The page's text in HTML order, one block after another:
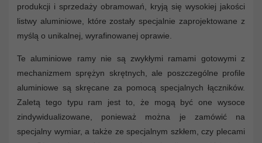
produkcji i sprzedaży obramowań, kryją się wysokiej jakości
listwy aluminiowe, które zostały specjalnie zaprojektowane z
myślą o unikalnej, wyrafinowanej oprawie.
Te aluminiowe ramy nie są zwykłymi ramami gotowymi z
mechanizmem sprężyn skrętnych, ale poszczególne profile
aluminiowe są skręcane za pomocą specjalnych łączników.
Zaletą tego typu ram jest to, że mogą być one wysoce
zindywidualizowane, ponieważ można je zamówić na
specjalny wymiar, a także ze specjalnym szkłem, czy plecami